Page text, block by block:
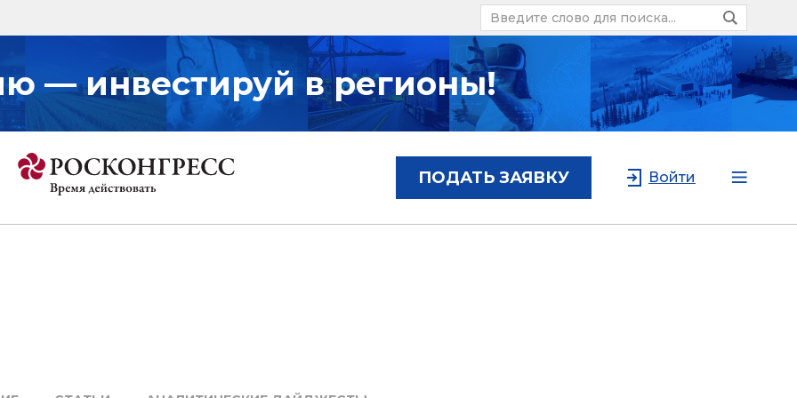
— инвестируй в регионы!
ПОДАТЬ ЗАЯВКУ Войти